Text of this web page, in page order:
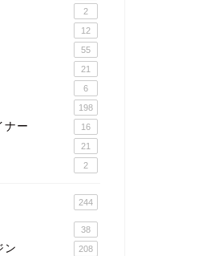
2
12
55
21
6
198
ナー 16
21
2
244
38
ン 208